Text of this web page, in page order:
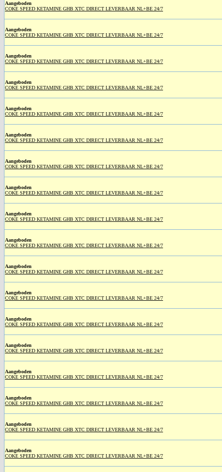
Aangeboden
COKE SPEED KETAMINE GHB XTC DIRECT LEVERBAAR NL+BE 24/7
Aangeboden
COKE SPEED KETAMINE GHB XTC DIRECT LEVERBAAR NL+BE 24/7
Aangeboden
COKE SPEED KETAMINE GHB XTC DIRECT LEVERBAAR NL+BE 24/7
Aangeboden
COKE SPEED KETAMINE GHB XTC DIRECT LEVERBAAR NL+BE 24/7
Aangeboden
COKE SPEED KETAMINE GHB XTC DIRECT LEVERBAAR NL+BE 24/7
Aangeboden
COKE SPEED KETAMINE GHB XTC DIRECT LEVERBAAR NL+BE 24/7
Aangeboden
COKE SPEED KETAMINE GHB XTC DIRECT LEVERBAAR NL+BE 24/7
Aangeboden
COKE SPEED KETAMINE GHB XTC DIRECT LEVERBAAR NL+BE 24/7
Aangeboden
COKE SPEED KETAMINE GHB XTC DIRECT LEVERBAAR NL+BE 24/7
Aangeboden
COKE SPEED KETAMINE GHB XTC DIRECT LEVERBAAR NL+BE 24/7
Aangeboden
COKE SPEED KETAMINE GHB XTC DIRECT LEVERBAAR NL+BE 24/7
Aangeboden
COKE SPEED KETAMINE GHB XTC DIRECT LEVERBAAR NL+BE 24/7
Aangeboden
COKE SPEED KETAMINE GHB XTC DIRECT LEVERBAAR NL+BE 24/7
Aangeboden
COKE SPEED KETAMINE GHB XTC DIRECT LEVERBAAR NL+BE 24/7
Aangeboden
COKE SPEED KETAMINE GHB XTC DIRECT LEVERBAAR NL+BE 24/7
Aangeboden
COKE SPEED KETAMINE GHB XTC DIRECT LEVERBAAR NL+BE 24/7
Aangeboden
COKE SPEED KETAMINE GHB XTC DIRECT LEVERBAAR NL+BE 24/7
Aangeboden
COKE SPEED KETAMINE GHB XTC DIRECT LEVERBAAR NL+BE 24/7